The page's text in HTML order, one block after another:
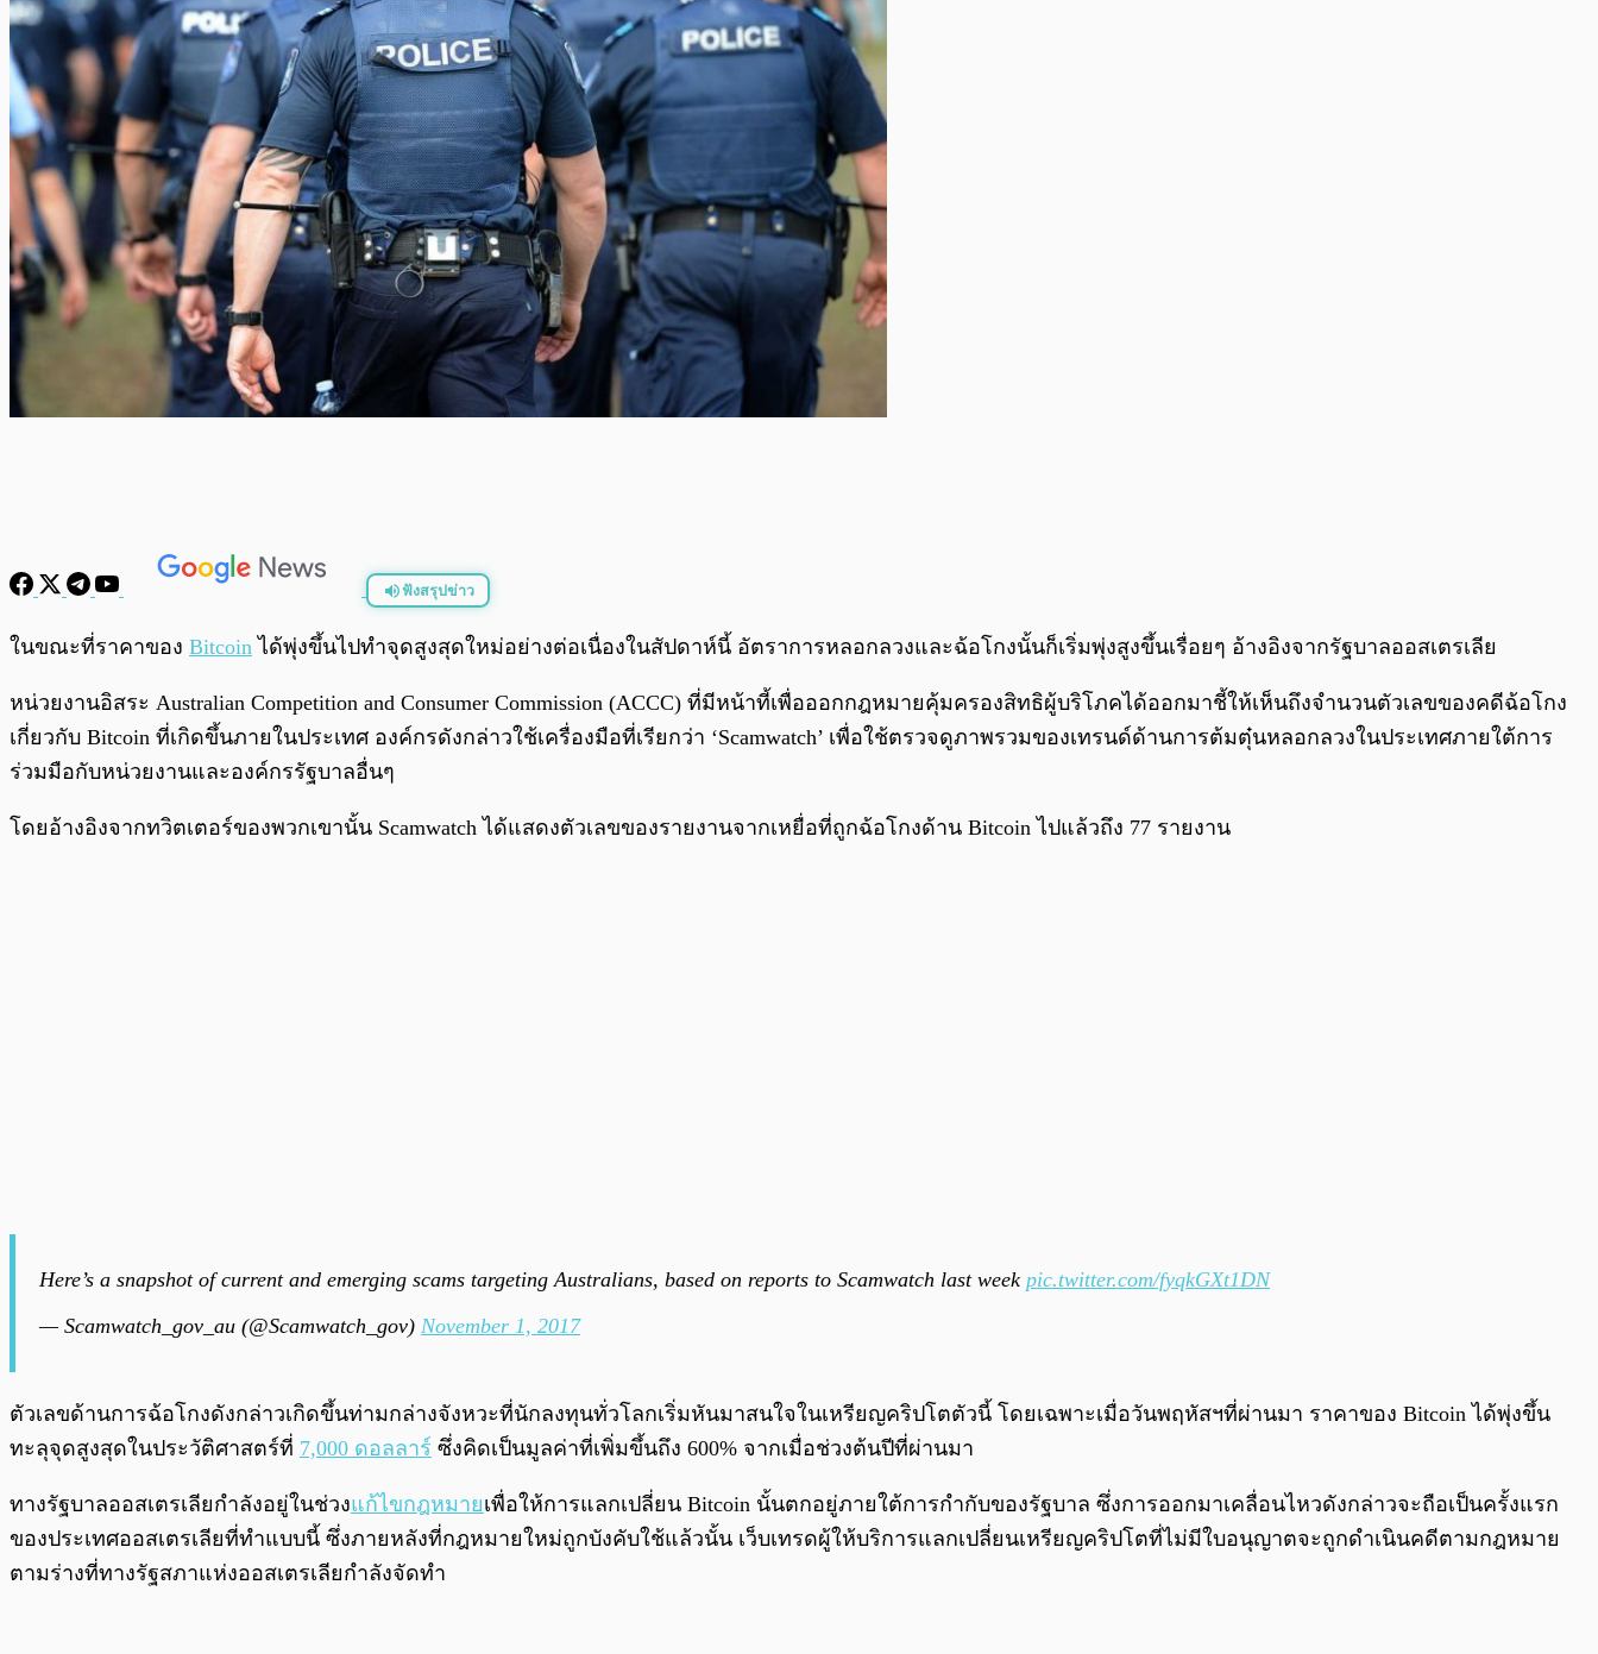
ฟังสรุปข่าว
พร้อมเล่น /0:00
ในขณะที่ราคาของ Bitcoin ได้พุ่งขึ้นไปทำจุดสูงสุดใหม่อย่างต่อเนื่องในสัปดาห์นี้ อัตราการหลอกลวงและฉ้อโกงนั้นก็เริ่มพุ่งสูงขึ้นเรื่อยๆ อ้างอิงจากรัฐบาลออสเตรเลีย
หน่วยงานอิสระ Australian Competition and Consumer Commission (ACCC) ที่มีหน้าที้เพื่อออกกฎหมายคุ้มครองสิทธิผู้บริโภคได้ออกมาชี้ให้เห็นถึงจำนวนตัวเลขของคดีฉ้อโกง
เกี่ยวกับ Bitcoin ที่เกิดขึ้นภายในประเทศ องค์กรดังกล่าวใช้เครื่องมือที่เรียกว่า ‘Scamwatch’ เพื่อใช้ตรวจดูภาพรวมของเทรนด์ด้านการต้มตุ๋นหลอกลวงในประเทศภายใต้การ
ร่วมมือกับหน่วยงานและองค์กรรัฐบาลอื่นๆ
โดยอ้างอิงจากทวิตเตอร์ของพวกเขานั้น Scamwatch ได้แสดงตัวเลขของรายงานจากเหยื่อที่ถูกฉ้อโกงด้าน Bitcoin ไปแล้วถึง 77 รายงาน
Here’s a snapshot of current and emerging scams targeting Australians, based on reports to Scamwatch last week pic.twitter.com/fyqkGXt1DN
— Scamwatch_gov_au (@Scamwatch_gov) November 1, 2017
ตัวเลขด้านการฉ้อโกงดังกล่าวเกิดขึ้นท่ามกล่างจังหวะที่นักลงทุนทั่วโลกเริ่มหันมาสนใจในเหรียญคริปโตตัวนี้ โดยเฉพาะเมื่อวันพฤหัสฯที่ผ่านมา ราคาของ Bitcoin ได้พุ่งขึ้น
ทะลุจุดสูงสุดในประวัติศาสตร์ที่ 7,000 ดอลลาร์ ซึ่งคิดเป็นมูลค่าที่เพิ่มขึ้นถึง 600% จากเมื่อช่วงต้นปีที่ผ่านมา
ทางรัฐบาลออสเตรเลียกำลังอยู่ในช่วงแก้ไขกฎหมายเพื่อให้การแลกเปลี่ยน Bitcoin นั้นตกอยู่ภายใต้การกำกับของรัฐบาล ซึ่งการออกมาเคลื่อนไหวดังกล่าวจะถือเป็นครั้งแรก
ของประเทศออสเตรเลียที่ทำแบบนี้ ซึ่งภายหลังที่กฎหมายใหม่ถูกบังคับใช้แล้วนั้น เว็บเทรดผู้ให้บริการแลกเปลี่ยนเหรียญคริปโตที่ไม่มีใบอนุญาตจะถูกดำเนินคดีตามกฎหมาย
ตามร่างที่ทางรัฐสภาแห่งออสเตรเลียกำลังจัดทำ